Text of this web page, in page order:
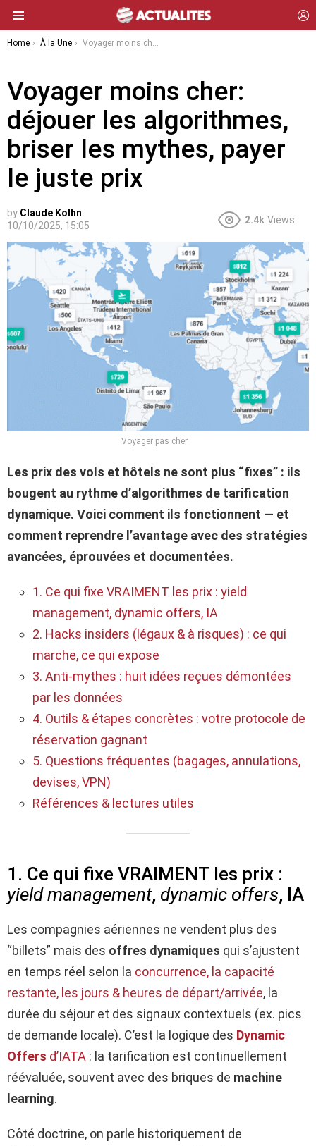
You are here:
Home À la Une Voyager moins cher: déjouer les algorithmes, briser les mythes, payer le juste prix
Voyager moins cher:
déjouer les algorithmes,
briser les mythes, payer
le juste prix
by Claude Kolhn
10/10/2025, 15:05
2.4k Views
Voyager pas cher
Les prix des vols et hôtels ne sont plus “fixes” : ils
bougent au rythme d’algorithmes de tarification
dynamique. Voici comment ils fonctionnent — et
comment reprendre l’avantage avec des stratégies
avancées, éprouvées et documentées.
1. Ce qui fixe VRAIMENT les prix : yield
management, dynamic offers, IA
2. Hacks insiders (légaux & à risques) : ce qui
marche, ce qui expose
3. Anti-mythes : huit idées reçues démontées
par les données
4. Outils & étapes concrètes : votre protocole de
réservation gagnant
5. Questions fréquentes (bagages, annulations,
devises, VPN)
Références & lectures utiles
1. Ce qui fixe VRAIMENT les prix :
yield management, dynamic offers, IA
Les compagnies aériennes ne vendent plus des
“billets” mais des offres dynamiques qui s’ajustent
en temps réel selon la concurrence, la capacité
restante, les jours & heures de départ/arrivée, la
durée du séjour et des signaux contextuels (ex. pics
de demande locale). C’est la logique des Dynamic
Offers d’IATA : la tarification est continuellement
réévaluée, souvent avec des briques de machine
learning.
Côté doctrine, on parle historiquement de